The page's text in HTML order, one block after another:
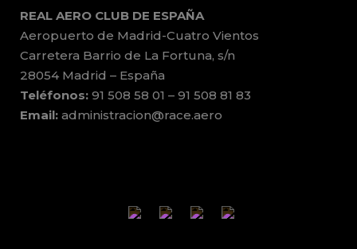
REAL AERO CLUB DE ESPAÑA
Aeropuerto de Madrid-Cuatro Vientos
Carretera Barrio de La Fortuna, s/n
28054 Madrid – España
Teléfonos: 91 508 58 01 – 91 508 81 83
Email: administracion@race.aero